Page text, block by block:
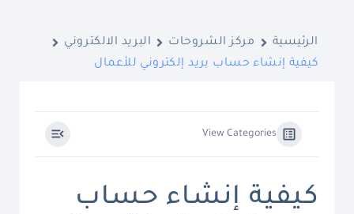
الرئيسية مركز الشروحات
البريد الالكتروني
كيفية إنشاء حساب بريد إلكتروني للأعمال
View Categories
كيفية إنشاء حساب